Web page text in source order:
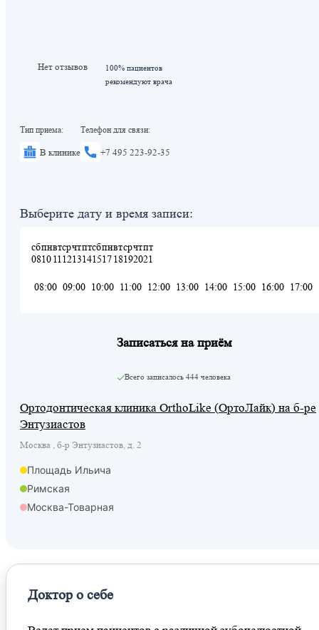
Нет отзывов
100% пациентов
рекомендуют врача
Тип приема:
В клинике
Телефон для связи:
+7 495 223-92-35
Выберите дату и время записи:
сб
08
пн
10
вт
11
ср
12
чт
13
пт
14
сб
15
пн
17
вт
18
ср
19
чт
20
пт
21
08:00 09:00 10:00 11:00 12:00 13:00 14:00 15:00 16:00 17:00
Записаться на приём
Всего записалось 444 человека
Ортодонтическая клиника OrthoLike (ОртоЛайк) на б-ре
Энтузиастов
Москва , б-р Энтузиастов, д. 2
Площадь Ильича
Римская
Москва-Товарная
Доктор о себе